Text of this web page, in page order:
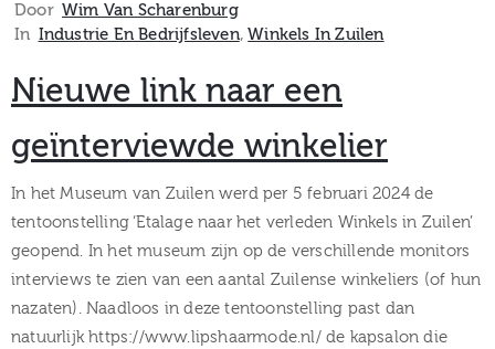
Door Wim Van Scharenburg
In Industrie En Bedrijfsleven‚Winkels In Zuilen
Nieuwe link naar een
geïnterviewde winkelier
In het Museum van Zuilen werd per 5 februari 2024 de
tentoonstelling ‘Etalage naar het verleden Winkels in Zuilen’
geopend. In het museum zijn op de verschillende monitors
interviews te zien van een aantal Zuilense winkeliers (of hun
nazaten). Naadloos in deze tentoonstelling past dan
natuurlijk https://www.lipshaarmode.nl/ de kapsalon die